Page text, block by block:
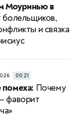
Моуринью в
болельщиков,
и связка
00:21
Почему
фаворит